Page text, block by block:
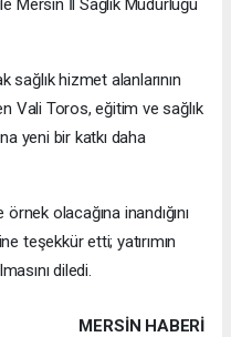
Mersin İl Sağlık Müdürlüğü
hizmet alanlarının
Vali Toros, eğitim ve sağlık
yeni bir katkı daha
olacağına inandığını
teşekkür etti; yatırımın
diledi.
MERSIN HABERİ